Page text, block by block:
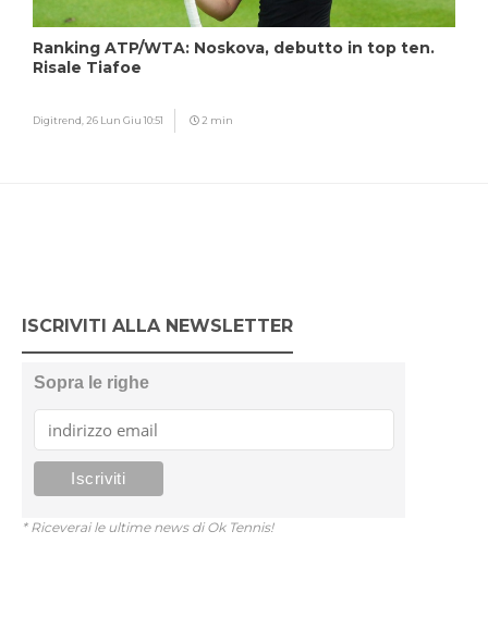
Ranking ATP/WTA: Noskova, debutto in top ten.
Risale Tiafoe
Digitrend, 26 Lun Giu 10:51 2 min
ISCRIVITI ALLA NEWSLETTER
Sopra le righe
* Riceverai le ultime news di Ok Tennis!